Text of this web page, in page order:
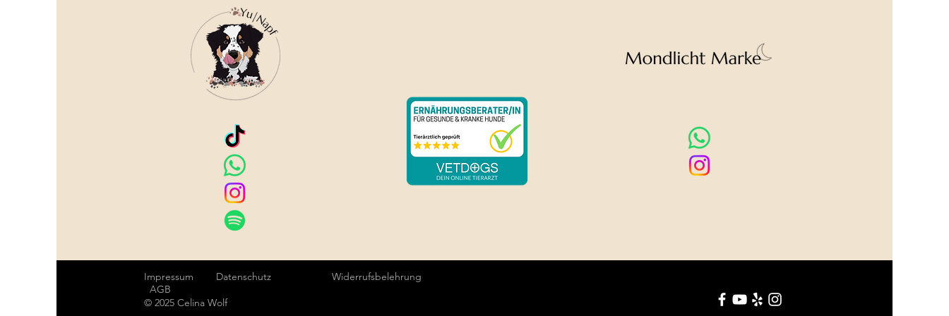
Impressum
Datenschutz
AGB
© 2025 Celina Wolf
Widerrufsbelehrung